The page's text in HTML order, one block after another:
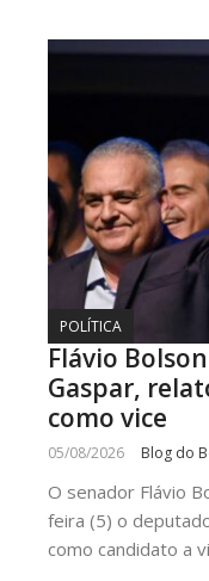
POLÍTICA
Flávio
Gaspar,
como vice
05/08/2026 Blog do
O senador Flávio
feira (5) o
como candidato a